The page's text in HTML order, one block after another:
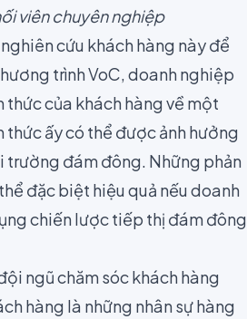
viên chuyên nghiệp
cứu khách hàng này để
trình VoC, doanh nghiệp
của khách hàng về một
thức ấy có thể được ảnh hưởng
trường đám đông. Những phản
đặc biệt hiệu quả nếu doanh
chiến lược tiếp thị đám đông
ngũ chăm sóc khách hàng
hàng là những nhân sự hàng